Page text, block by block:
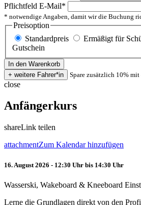
Pflichtfeld E-Mail*
* notwendige Angaben, damit wir die Buchung
Preisoption
Standardpreis
Ermäßigt für
Gutschein
Spare zusätzlich 10%
close
Anfängerkurs
shareLink teilen
attachmentZum Kalendar hinzufügen
16. August 2026 - 12:30 Uhr bis 14:30 Uhr
Wasserski, Wakeboard & Kneeboard
Lerne die Grundlagen direkt von den